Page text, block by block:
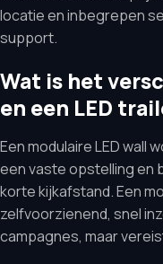
locatie en inbegrepen
support.
Wat is het
en een LED
Een modulaire LED wall
een vaste opstelling en
korte kijkafstand. Een
zelfvoorzienend, snel
campagnes, maar